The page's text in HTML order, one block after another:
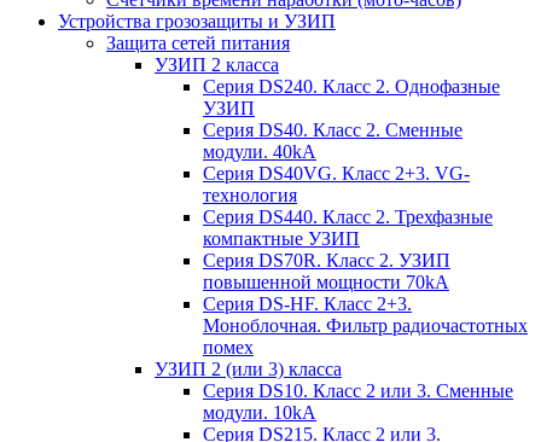
Устройства грозозащиты и УЗИП
Защита сетей питания
УЗИП 2 класса
Серия DS240. Класс 2. Однофазные
УЗИП
Серия DS40. Класс 2. Сменные
модули. 40kA
Серия DS40VG. Класс 2+3. VG-
технология
Серия DS440. Класс 2. Трехфазные
компактные УЗИП
Серия DS70R. Класс 2. УЗИП
повышенной мощности 70kA
Серия DS-HF. Класс 2+3.
Моноблочная. Фильтр радиочастотных
помех
УЗИП 2 (или 3) класса
Серия DS10. Класс 2 или 3. Сменные
модули. 10kA
Серия DS215. Класс 2 или 3.